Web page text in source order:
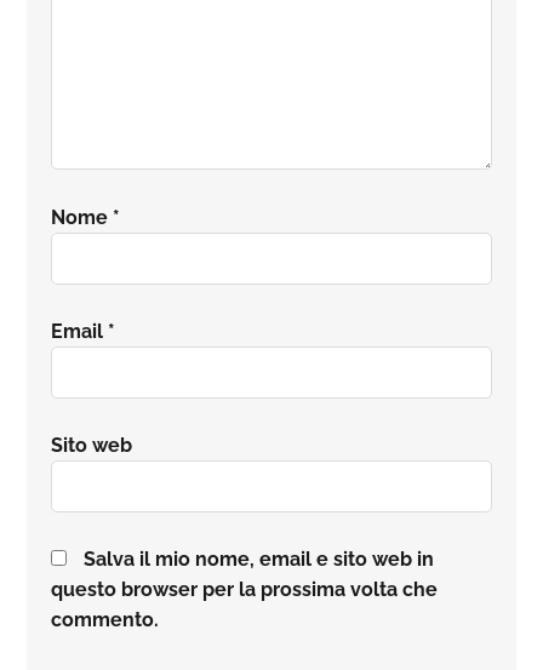
Nome *
Email *
Sito web
Salva il mio nome, email e sito web in
questo browser per la prossima volta che
commento.